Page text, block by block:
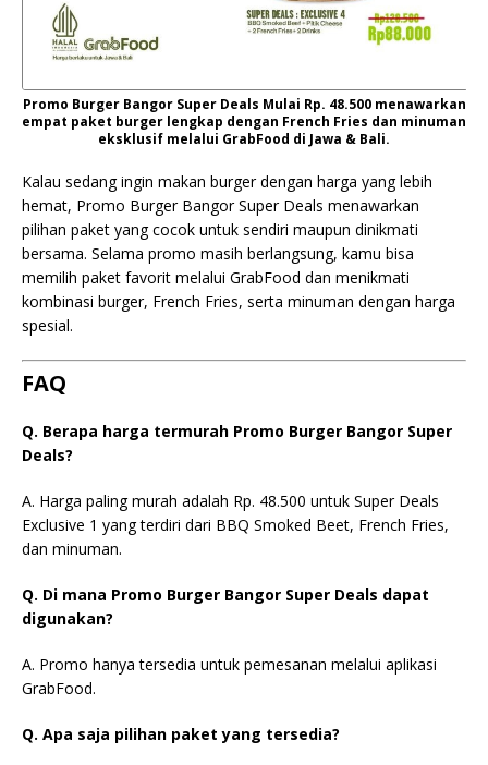
Promo Burger Bangor Super Deals Mulai Rp. 48.500 menawarkan
empat paket burger lengkap dengan French Fries dan minuman
eksklusif melalui GrabFood di Jawa & Bali.
Kalau sedang ingin makan burger dengan harga yang lebih
hemat, Promo Burger Bangor Super Deals menawarkan
pilihan paket yang cocok untuk sendiri maupun dinikmati
bersama. Selama promo masih berlangsung, kamu bisa
memilih paket favorit melalui GrabFood dan menikmati
kombinasi burger, French Fries, serta minuman dengan harga
spesial.
FAQ
Q. Berapa harga termurah Promo Burger Bangor Super
Deals?
A. Harga paling murah adalah Rp. 48.500 untuk Super Deals
Exclusive 1 yang terdiri dari BBQ Smoked Beet, French Fries,
dan minuman.
Q. Di mana Promo Burger Bangor Super Deals dapat
digunakan?
A. Promo hanya tersedia untuk pemesanan melalui aplikasi
GrabFood.
Q. Apa saja pilihan paket yang tersedia?